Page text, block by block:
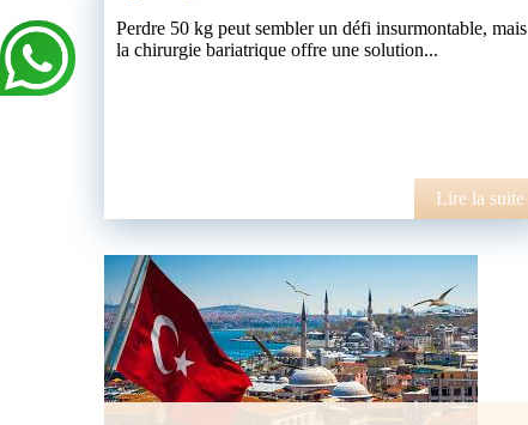
Perdre 50 kg peut sembler un défi insurmontable, mais
la chirurgie bariatrique offre une solution...
Lire la suite